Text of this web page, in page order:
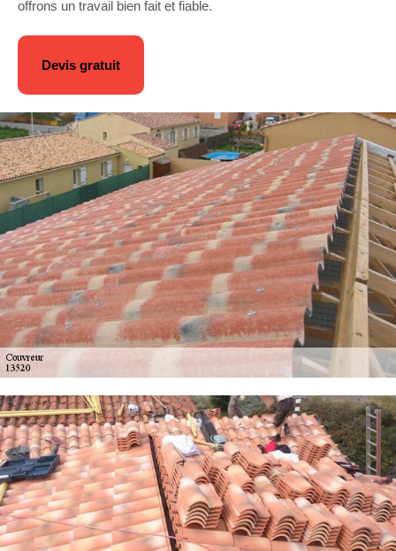
offrons un travail bien fait et fiable.
Devis gratuit